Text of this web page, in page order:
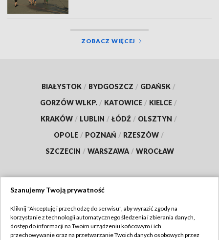
ZOBACZ WIĘCEJ
BIAŁYSTOK / BYDGOSZCZ / GDAŃSK /
GORZÓW WLKP. / KATOWICE / KIELCE /
KRAKÓW / LUBLIN / ŁÓDŹ / OLSZTYN /
OPOLE / POZNAŃ / RZESZÓW /
SZCZECIN / WARSZAWA / WROCŁAW
TVP
Abonament TVP
Regulamin TVP
Szanujemy Twoją prywatność
Kliknij "Akceptuję i przechodzę do serwisu", aby wyrazić zgody na
korzystanie z technologii automatycznego śledzenia i zbierania danych,
dostęp do informacji na Twoim urządzeniu końcowym i ich
przechowywanie oraz na przetwarzanie Twoich danych osobowych przez